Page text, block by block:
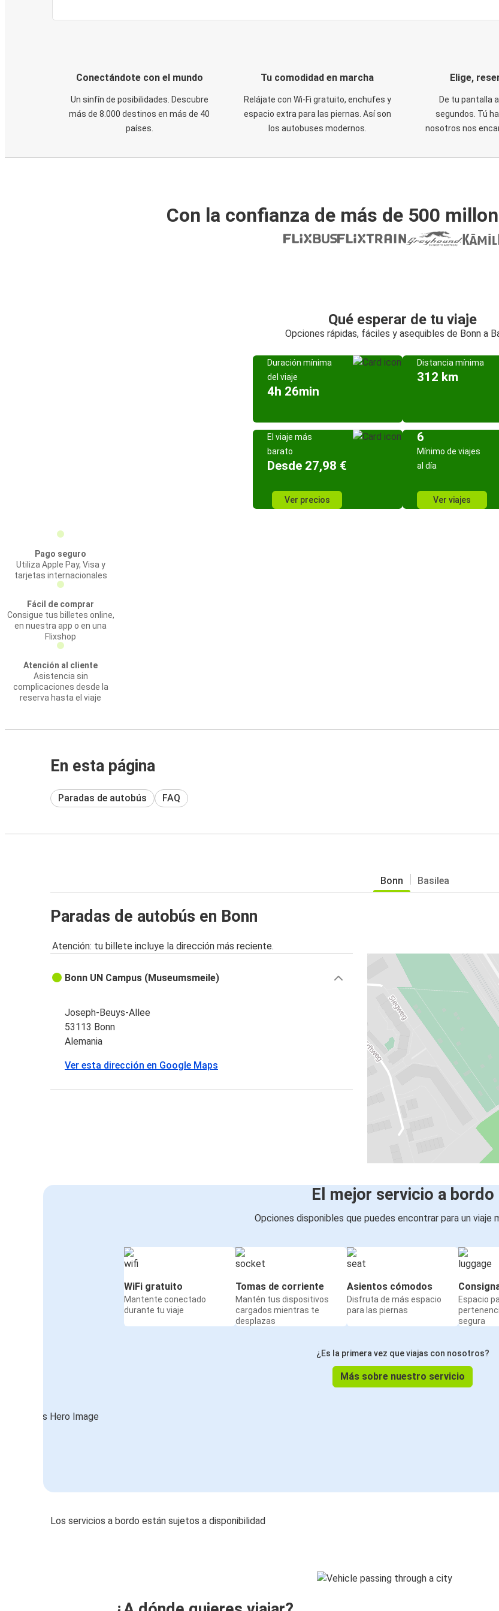
Conectándote con el mundo
Un sinfín de posibilidades. Descubre
más de 8.000 destinos en más de 40
países.
Tu comodidad en marcha
Relájate con Wi-Fi gratuito, enchufes y
espacio extra para las piernas. Así son
los autobuses modernos.
Elige,
De tu pantalla
segundos. Tú
nosotros nos
Con la confianza de más de 500
Qué esperar de tu viaje
Opciones rápidas, fáciles y asequibles de Bonn a
Duración mínima
del viaje
4h 26min
Distancia mínima
312 km
El viaje más
barato
Desde 27,98 €
Ver precios
6
Mínimo de viajes
al día
Ver viajes
Pago seguro
Utiliza Apple Pay, Visa y
tarjetas internacionales
Fácil de comprar
Consigue tus billetes online,
en nuestra app o en una
Flixshop
Atención al cliente
Asistencia sin
complicaciones desde la
reserva hasta el viaje
En esta página
Paradas de autobús FAQ
Bonn Basilea
Paradas de autobús en Bonn
Atención: tu billete incluye la dirección más reciente.
Bonn UN Campus (Museumsmeile)
Joseph-Beuys-Allee
53113 Bonn
Alemania
Ver esta dirección en Google Maps
El mejor servicio a bordo
Opciones disponibles que puedes encontrar para un viaje
WiFi gratuito
Mantente conectado
durante tu viaje
Tomas de corriente
Mantén tus dispositivos
cargados mientras te
desplazas
Asientos cómodos
Disfruta de más espacio
para las piernas
Espacio
segura
¿Es la primera vez que viajas con nosotros?
Más sobre nuestro servicio
Los servicios a bordo están sujetos a disponibilidad